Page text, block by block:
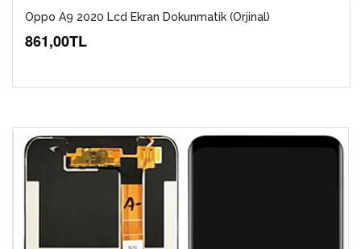
Oppo A9 2020 Lcd Ekran Dokunmatik (Orjinal)
861,00TL